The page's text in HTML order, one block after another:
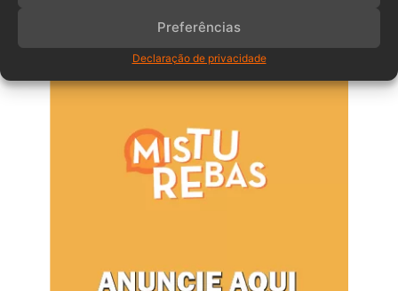
Preferências
Declaração de privacidade